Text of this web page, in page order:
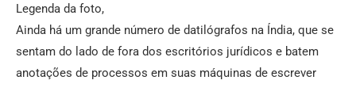
Legenda da foto,
Ainda há um grande número de datilógrafos na Índia, que se
sentam do lado de fora dos escritórios jurídicos e batem
anotações de processos em suas máquinas de escrever